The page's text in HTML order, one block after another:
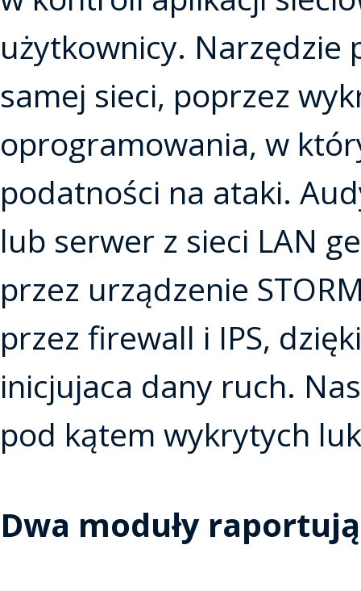
użytkownicy. Narzędzie
samej sieci, poprzez
oprogramowania, w
podatności na ataki.
lub serwer z sieci LAN
przez urządzenie
przez firewall i IPS,
inicjujaca dany ruch.
pod kątem wykrytych
Dwa moduły